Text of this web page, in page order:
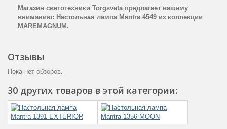
Магазин светотехники Torgsveta предлагает вашему
вниманию: Настольная лампа Mantra 4549 из коллекции
MAREMAGNUM.
Отзывы
Пока нет обзоров.
30 других товаров в этой категории: